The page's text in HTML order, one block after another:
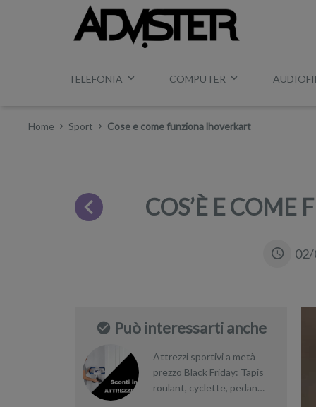
TELEFONIA COMPUTER
Home Sport Cose e come funziona lhoverkart
COS’È E COME
Può interessarti anche
Attrezzi sportivi a metà
prezzo Black Friday: Tapis
roulant, cyclette, pedane